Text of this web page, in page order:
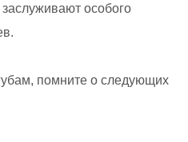
особого
помните о следующих